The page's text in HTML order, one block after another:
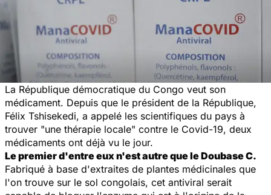
La République démocratique du Congo veut son
médicament. Depuis que le président de la République,
Félix Tshisekedi, a appelé les scientifiques du pays à
trouver "une thérapie locale" contre le Covid-19, deux
médicaments ont déjà vu le jour.
Le premier d'entre eux n'est autre que le Doubase C.
Fabriqué à base d'extraites de plantes médicinales que
l'on trouve sur le sol congolais, cet antiviral serait